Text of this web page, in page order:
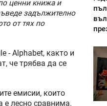
ценни книжа и
задължително
от тях по
- Alphabet, както и
че трябва да се
емисии, които
е лесно сравнима.